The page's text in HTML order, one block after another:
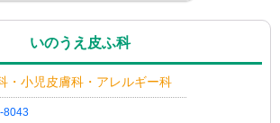
いのうえ皮ふ科
・小児皮膚科・アレルギー科
8043